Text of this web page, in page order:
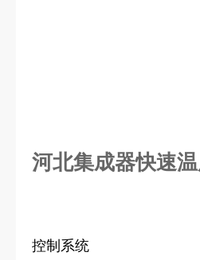
河北集成器快速
控制系统